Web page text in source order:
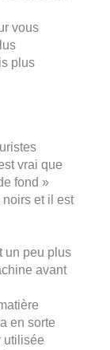
vous
plus
vrai que
fond »
et il est
un peu plus
avant
en sorte
utilisée